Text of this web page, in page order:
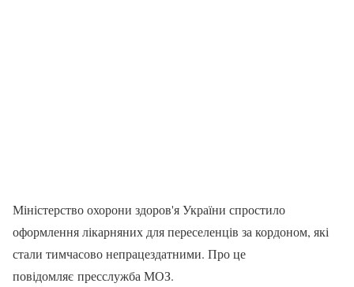
Міністерство охорони здоров'я України спростило
оформлення лікарняних для переселенців за кордоном, які
стали тимчасово непрацездатними. Про це
повідомляє пресслужба МОЗ.